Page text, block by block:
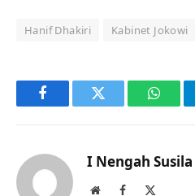
Hanif Dhakiri Kabinet Jokowi
FacebookTwitter
I Nengah Susila
WebsiteFacebook